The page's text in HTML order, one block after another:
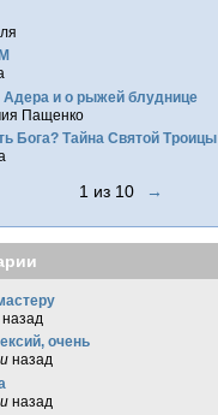
Адера и о рыжей блуднице
Пащенко
Бога? Тайна Святой Троицы
1 из 10 →
назад
очень
назад
назад